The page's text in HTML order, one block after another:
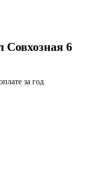
Совхозная 6
за год